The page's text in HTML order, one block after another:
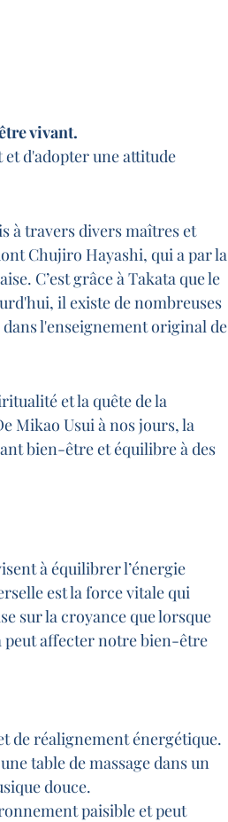
vivant.
d'adopter une attitude
à travers divers maîtres et
Chujiro Hayashi, qui a par la
C’est grâce à Takata que le
il existe de nombreuses
l'enseignement original de
et la quête de la
Mikao Usui à nos jours, la
bien-être et équilibre à des
à équilibrer l’énergie
est la force vitale qui
sur la croyance que lorsque
peut affecter notre bien-être
de réalignement énergétique.
table de massage dans un
douce.
paisible et peut